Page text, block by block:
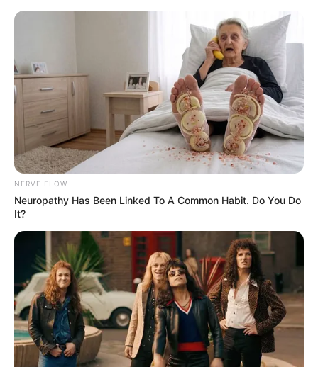
„Anakonda” powraca w szalonym
stylu – jest pierwszy zwiastun!
Emanuel Bobrowski 18 września 2025 Aktualności
Sonyzaprezentowało pierwszy zwiastun nowego filmu
„Anakonda”, będącego reimaginacją kultowego horroru z
1997 roku.
NERVE FLOW
Neuropathy Has Been Linked To A Common Habit. Do You Do
It?